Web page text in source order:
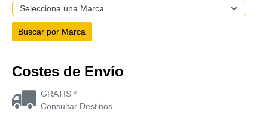
Costes de Envío
GRATIS *
Consultar Destinos